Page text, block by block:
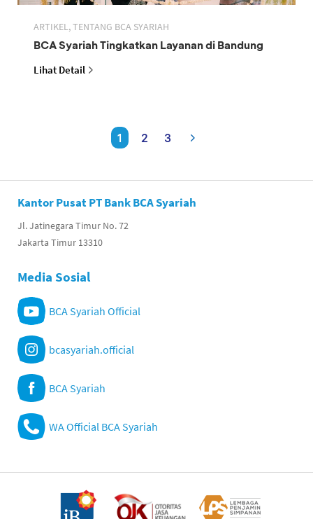
ARTIKEL, TENTANG BCA SYARIAH
BCA Syariah Tingkatkan Layanan di Bandung
Lihat Detail
1 2 3
Kantor Pusat PT Bank BCA Syariah
Jl. Jatinegara Timur No. 72
Jakarta Timur 13310
Media Sosial
BCA Syariah Official
bcasyariah.official
BCA Syariah
WA Official BCA Syariah